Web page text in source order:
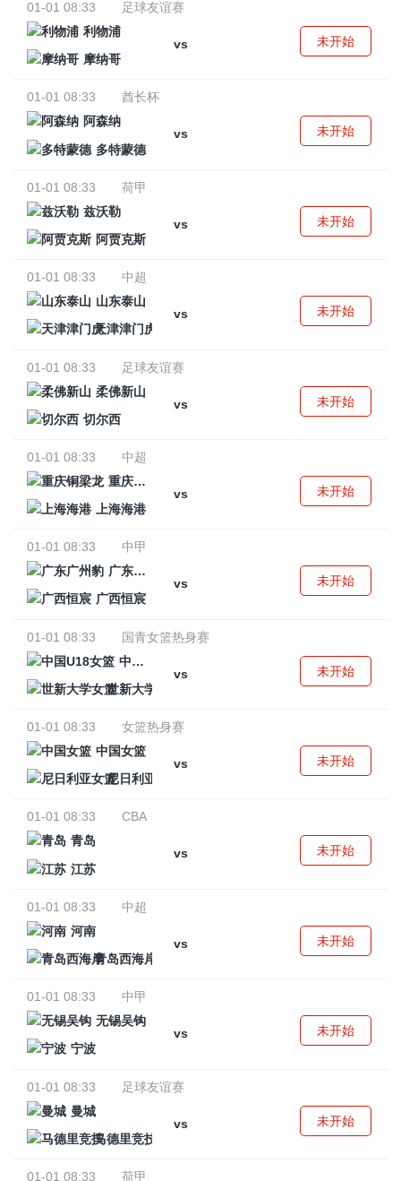
01-01 08:33
足球友谊赛
利物浦
vs
摩纳哥
未开始
01-01 08:33
酋长杯
阿森纳
vs
多特蒙德
未开始
01-01 08:33
荷甲
兹沃勒
vs
阿贾克斯
未开始
01-01 08:33
中超
山东泰山
vs
天津津门虎
未开始
01-01 08:33
足球友谊赛
柔佛新山
vs
切尔西
未开始
01-01 08:33
中超
重庆铜梁龙
vs
上海海港
未开始
01-01 08:33
中甲
广东广州豹
vs
广西恒宸
未开始
01-01 08:33
国青女篮热身赛
中国U18女篮
vs
世新大学女篮
未开始
01-01 08:33
女篮热身赛
中国女篮
vs
尼日利亚女篮
未开始
01-01 08:33
CBA
青岛
vs
江苏
未开始
01-01 08:33
中超
河南
vs
青岛西海岸
未开始
01-01 08:33
中甲
无锡吴钩
vs
宁波
未开始
01-01 08:33
足球友谊赛
曼城
vs
马德里竞技
未开始
01-01 08:33 荷甲